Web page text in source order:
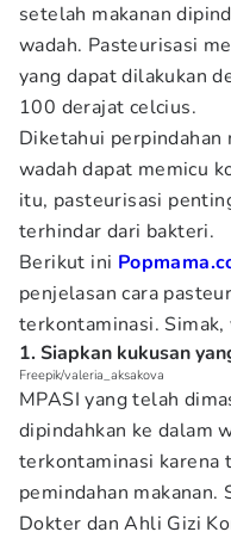
setelah makanan
wadah. Pasteurisasi
yang dapat dilakukan
100 derajat celcius.
Diketahui perpindahan
wadah dapat memicu
itu, pasteurisasi
terhindar dari bakteri.
Berikut ini
penjelasan cara
terkontaminasi. Simak,
1. Siapkan kukusan
Freepik/valeria_aksakova
MPASI yang telah
dipindahkan ke dalam
terkontaminasi karena
pemindahan makanan.
Dokter dan Ahli Gizi